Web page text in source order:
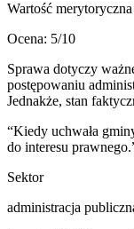
Wartość merytoryczna
Ocena: 5/10
Sprawa dotyczy
postępowaniu
Jednakże, stan
“Kiedy uchwała
do interesu prawnego.
Sektor
administracja